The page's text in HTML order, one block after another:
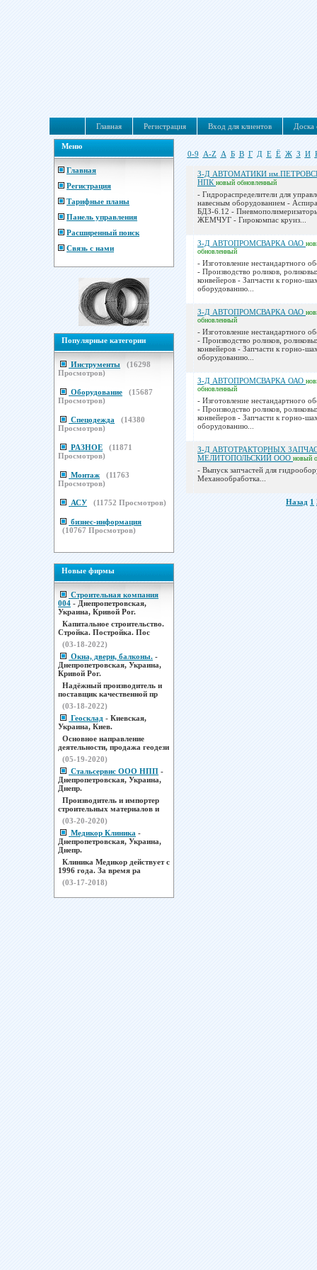
Главная Регистрация Вход для клиентов Доска
Меню
Главная
Регистрация
Тарифные планы
Панель управления
Расширенный поиск
Связь с нами
Популярные категории
Инструменты (16298
Просмотров)
Оборудование (15687
Просмотров)
Спецодежда (14380
Просмотров)
РАЗНОЕ (11871
Просмотров)
Монтаж (11763
Просмотров)
АСУ (11752 Просмотров)
бизнес-информация
(10767 Просмотров)
Новые фирмы
Строительная компания
004 - Днепропетровская,
Украина, Кривой Рог.
Капитальное строительство.
Стройка. Постройка. Пос
(03-18-2022)
Окна, двери, балконы. -
Днепропетровская, Украина,
Кривой Рог.
Надёжный производитель и
поставщик качественной пр
(03-18-2022)
Геосклад - Киевская,
Украина, Киев.
Основное направление
деятельности, продажа геодези
(05-19-2020)
Стальсервис ООО НПП -
Днепропетровская, Украина,
Днепр.
Производитель и импортер
строительных материалов и
(03-20-2020)
Медикор Клиника -
Днепропетровская, Украина,
Днепр.
Клиника Медикор действует с
1996 года. За время ра
(03-17-2018)
0-9 A-Z А Б В Г Д Е Ё Ж З И
З-Д АВТОМАТИКИ
НПК новый обновленный
- Гидрораспределители для
навесным оборудованием -
БДЗ-6.12 -
ЖЕМЧУГ - Гирокомпас круиз...
З-Д АВТОПРОМСВАРКА ОАО
обновленный
- Изготовление нестандартного
- Производство роликов,
конвейеров - Запчасти к горно-
оборудованию...
З-Д АВТОПРОМСВАРКА ОАО
обновленный
- Изготовление нестандартного
- Производство роликов,
конвейеров - Запчасти к горно-
оборудованию...
З-Д АВТОПРОМСВАРКА ОАО
обновленный
- Изготовление нестандартного
- Производство роликов,
конвейеров - Запчасти к горно-
оборудованию...
З-Д АВТОТРАКТОРНЫХ
МЕЛИТОПОЛЬСКИЙ ООО новый
- Выпуск запчастей для
Механообработка...
Назад 1